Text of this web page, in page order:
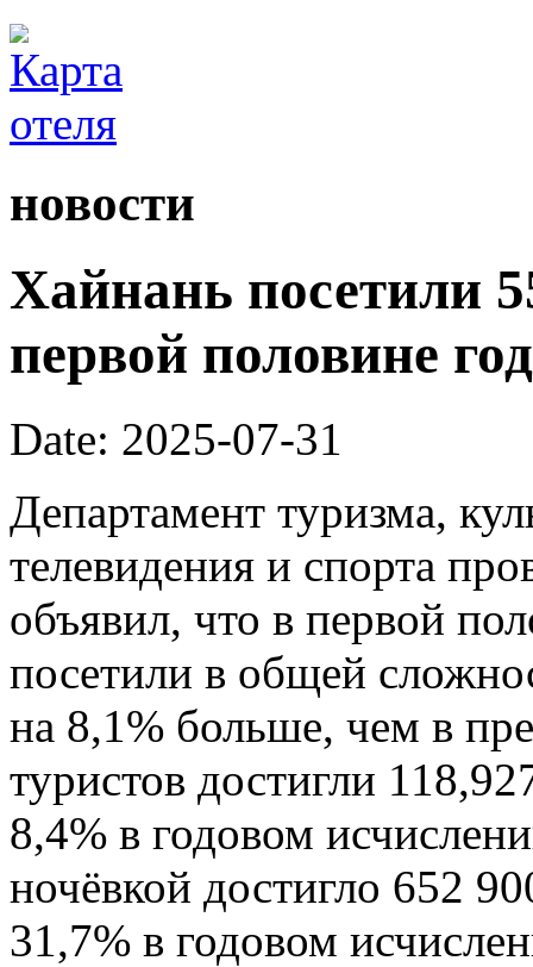
новости
Хайнань посетили
первой половине
Date: 2025-07-31
Департамент туризма,
телевидения и спорта
объявил, что в первой
посетили в общей
на 8,1% больше, чем в
туристов достигли
8,4% в годовом
ночёвкой достигло 652
31,7% в годовом